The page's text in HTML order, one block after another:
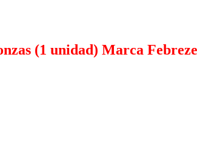
(1 unidad) Marca Febreze